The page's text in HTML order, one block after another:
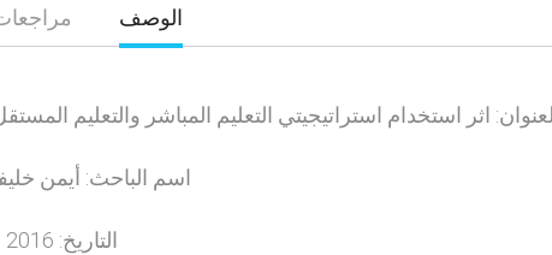
الوصف مراجعات
اثر استخدام استراتيجيتي التعليم المباشر والتعليم
اسم الباحث: أيمن
التاريخ: 2016